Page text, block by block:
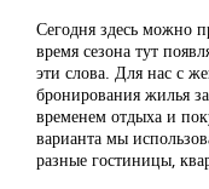
Сегодня здесь можно
время сезона тут
эти слова. Для нас с
бронирования жилья
временем отдыха и
варианта мы
разные гостиницы,